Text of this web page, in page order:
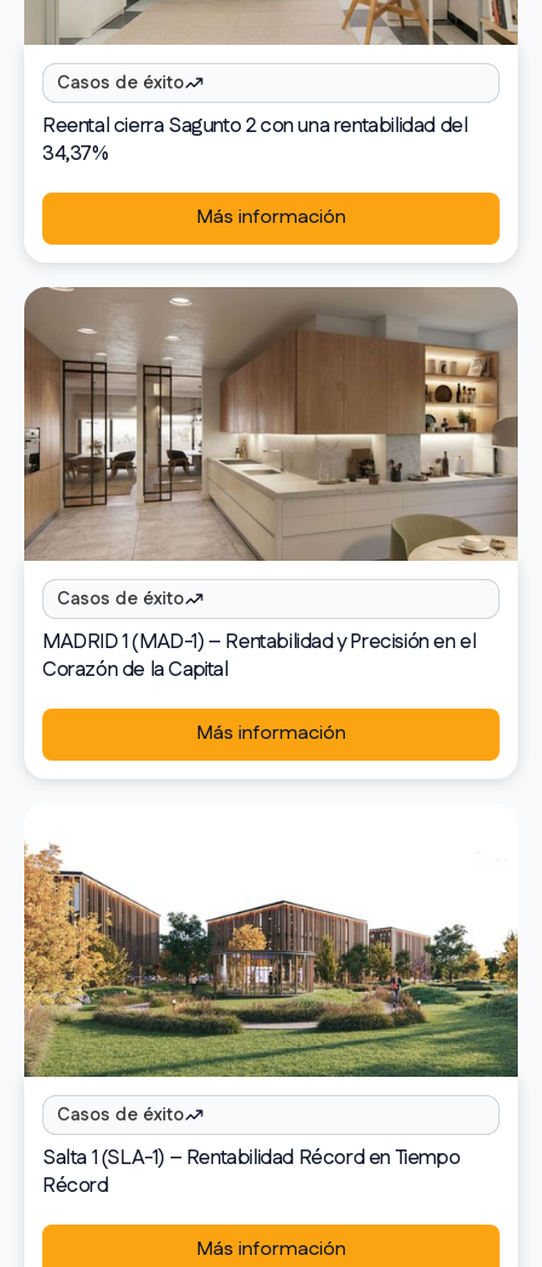
Casos de éxito
Reental cierra Sagunto 2 con una rentabilidad del
34,37%
Más información
Casos de éxito
MADRID 1 (MAD-1) – Rentabilidad y Precisión en el
Corazón de la Capital
Más información
Casos de éxito
Salta 1 (SLA-1) – Rentabilidad Récord en Tiempo
Récord
Más información